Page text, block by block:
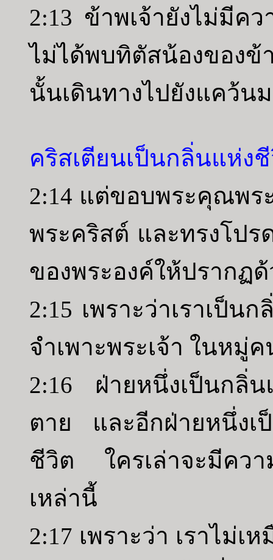
2:13 ข้าพเจ้ายังไม่มีคว
ไม่ได้พบทิตัสน้องของข้
นั้นเดินทางไปยังแคว้น
คริสเตียนเป็นกลิ่นแห่ง
2:14 แต่ขอบพระคุณพร
พระคริสต์ และทรงโป
ของพระองค์ให้ปรากฏ
2:15 เพราะว่าเราเป็
จำเพาะพระเจ้า ในห
2:16 ฝ่ายหนึ่งเป็นกลิ่น
ตาย และอีกฝ่ายหนึ่งเ
ชีวิต ใครเล่าจะมีควา
เหล่านี้
2:17 เพราะว่า เราไม่